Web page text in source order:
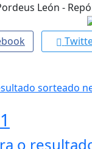
León -
o